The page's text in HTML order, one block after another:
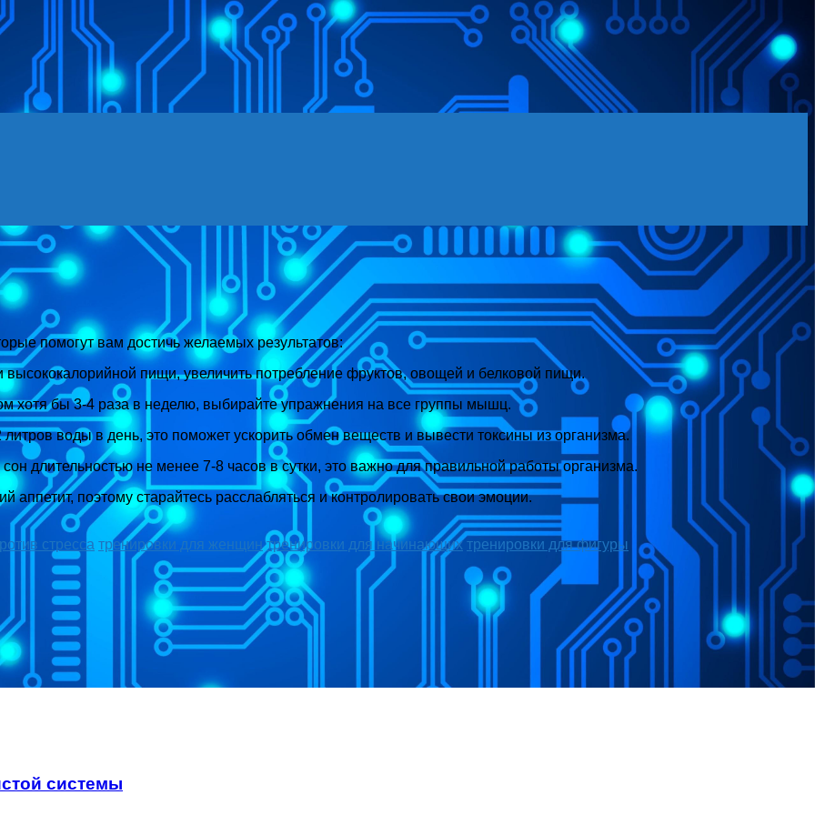
помогут вам достичь желаемых результатов:
пищи, увеличить потребление фруктов, овощей и белковой пищи.
хотя бы 3-4 раза в неделю, выбирайте упражнения на все группы мышц.
воды в день, это поможет ускорить обмен веществ и вывести токсины из организма.
длительностью не менее 7-8 часов в сутки, это важно для правильной работы организма.
поэтому старайтесь расслабляться и контролировать свои эмоции.
стресса тренировки для женщин тренировки для начинающих тренировки для фигуры
системы